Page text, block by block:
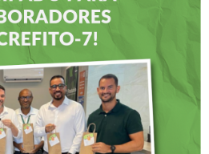
PAIS É
PARA
DO
7